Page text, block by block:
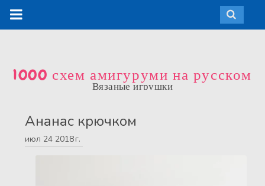
1000 схем амигуруми на русском
Вязаные игрушки
Ананас крючком
июл 24 2018 г.